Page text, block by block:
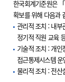
한국회계기준원은
확보를 위해 다음과
관리적 조치 : 내부
정기적 직원 교육
기술적 조치 : 개인
접근통제시스템
물리적 조치 : 전산